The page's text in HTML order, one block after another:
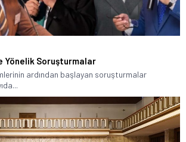
Yönelik Soruşturmalar
ardından başlayan soruşturmalar